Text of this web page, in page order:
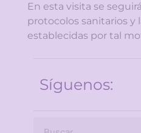
En esta visita se
protocolos sanitarios y
establecidas por tal
Síguenos: